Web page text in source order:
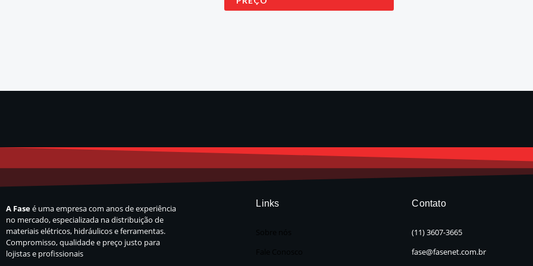
A Faseé uma empresa com anos de experiência
no mercado, especializada na distribuição de
materiais elétricos, hidráulicos e ferramentas.
Compromisso, qualidade e preço justo para
lojistas e profissionais
Links Contato
(11) 3607-3665
fase@fasenet.com.br